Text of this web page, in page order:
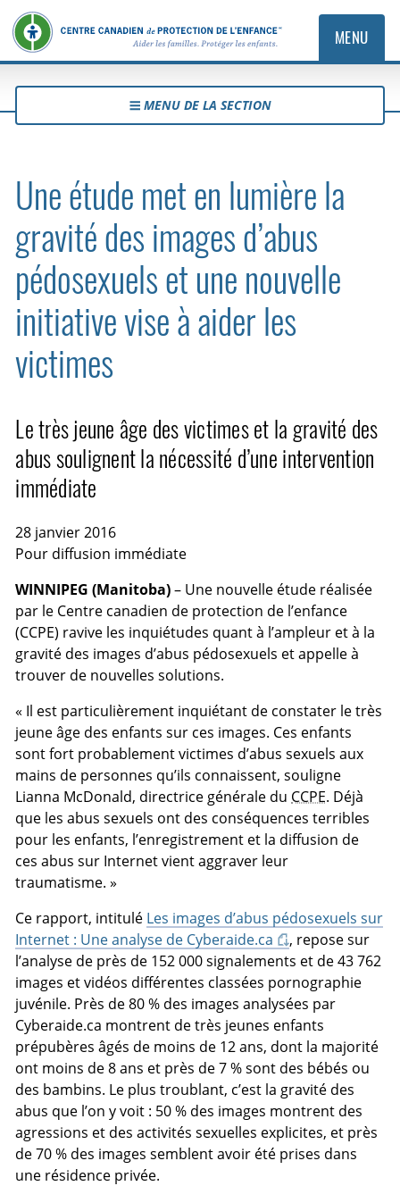
MENU
MENU DE LA SECTION
Une étude met en lumière la
gravité des images d’abus
pédosexuels et une nouvelle
initiative vise à aider les
victimes
Le très jeune âge des victimes et la gravité des
abus soulignent la nécessité d’une intervention
immédiate
28 janvier 2016
Pour diffusion immédiate
WINNIPEG (Manitoba)– Une nouvelle étude réalisée
par le Centre canadien de protection de l’enfance
(CCPE) ravive les inquiétudes quant à l’ampleur et à la
gravité des images d’abus pédosexuels et appelle à
trouver de nouvelles solutions.
« Il est particulièrement inquiétant de constater le très
jeune âge des enfants sur ces images. Ces enfants
sont fort probablement victimes d’abus sexuels aux
mains de personnes qu’ils connaissent, souligne
Lianna McDonald, directrice générale du CCPE. Déjà
que les abus sexuels ont des conséquences terribles
pour les enfants, l’enregistrement et la diffusion de
ces abus sur Internet vient aggraver leur
traumatisme. »
Ce rapport, intitulé Les images d’abus pédosexuels sur
Internet : Une analyse de Cyberaide.ca
, repose sur
l’analyse de près de 152 000 signalements et de 43 762
images et vidéos différentes classées pornographie
juvénile. Près de 80 % des images analysées par
Cyberaide.ca montrent de très jeunes enfants
prépubères âgés de moins de 12 ans, dont la majorité
ont moins de 8 ans et près de 7 % sont des bébés ou
des bambins. Le plus troublant, c’est la gravité des
abus que l’on y voit : 50 % des images montrent des
agressions et des activités sexuelles explicites, et près
de 70 % des images semblent avoir été prises dans
une résidence privée.